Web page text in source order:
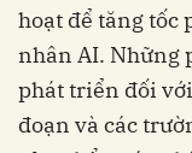
hoạt để tăng tốc
nhân AI. Những
phát triển đối
đoạn và các